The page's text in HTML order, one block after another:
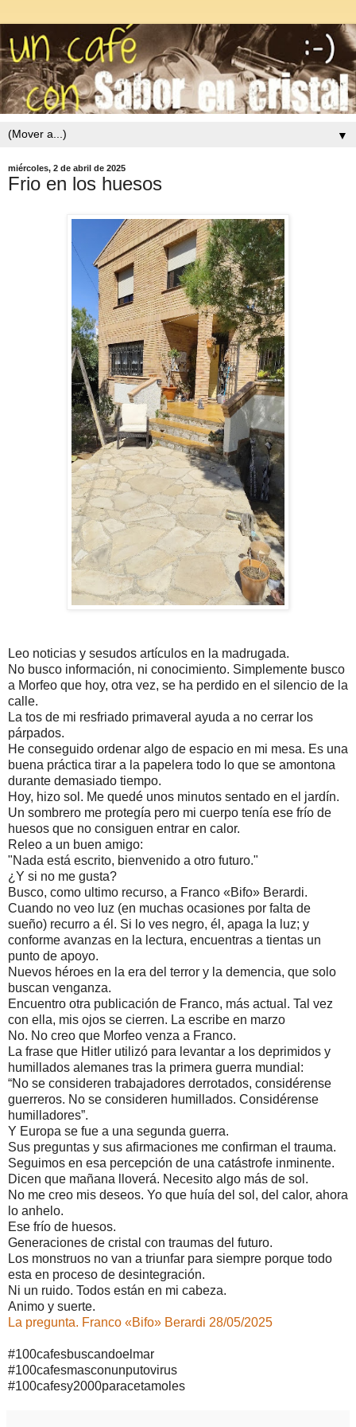
▼
miércoles, 2 de abril de 2025
Frio en los huesos
Leo noticias y sesudos artículos en la madrugada.
No busco información, ni conocimiento. Simplemente busco
a Morfeo que hoy, otra vez, se ha perdido en el silencio de la
calle.
La tos de mi resfriado primaveral ayuda a no cerrar los
párpados.
He conseguido ordenar algo de espacio en mi mesa. Es una
buena práctica tirar a la papelera todo lo que se amontona
durante demasiado tiempo.
Hoy, hizo sol. Me quedé unos minutos sentado en el jardín.
Un sombrero me protegía pero mi cuerpo tenía ese frío de
huesos que no consiguen entrar en calor.
Releo a un buen amigo:
"Nada está escrito, bienvenido a otro futuro."
¿Y si no me gusta?
Busco, como ultimo recurso, a Franco «Bifo» Berardi.
Cuando no veo luz (en muchas ocasiones por falta de
sueño) recurro a él. Si lo ves negro, él, apaga la luz; y
conforme avanzas en la lectura, encuentras a tientas un
punto de apoyo.
Nuevos héroes en la era del terror y la demencia, que solo
buscan venganza.
Encuentro otra publicación de Franco, más actual. Tal vez
con ella, mis ojos se cierren. La escribe en marzo
No. No creo que Morfeo venza a Franco.
La frase que Hitler utilizó para levantar a los deprimidos y
humillados alemanes tras la primera guerra mundial:
“No se consideren trabajadores derrotados, considérense
guerreros. No se consideren humillados. Considérense
humilladores”.
Y Europa se fue a una segunda guerra.
Sus preguntas y sus afirmaciones me confirman el trauma.
Seguimos en esa percepción de una catástrofe inminente.
Dicen que mañana lloverá. Necesito algo más de sol.
No me creo mis deseos. Yo que huía del sol, del calor, ahora
lo anhelo.
Ese frío de huesos.
Generaciones de cristal con traumas del futuro.
Los monstruos no van a triunfar para siempre porque todo
esta en proceso de desintegración.
Ni un ruido. Todos están en mi cabeza.
Animo y suerte.
La pregunta. Franco «Bifo» Berardi 28/05/2025
#100cafesbuscandoelmar
#100cafesmasconunputovirus
#100cafesy2000paracetamoles